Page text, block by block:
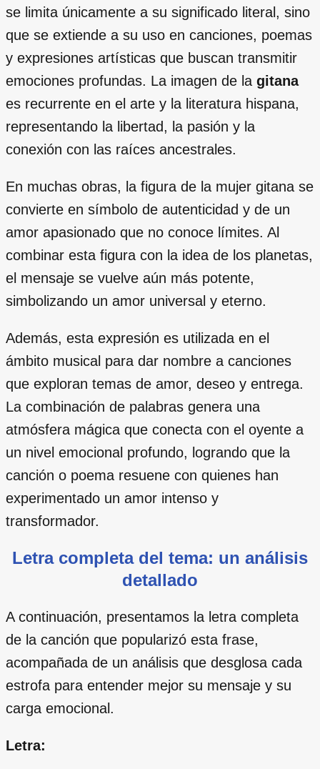
se limita únicamente a su significado literal, sino
que se extiende a su uso en canciones, poemas
y expresiones artísticas que buscan transmitir
emociones profundas. La imagen de la gitana
es recurrente en el arte y la literatura hispana,
representando la libertad, la pasión y la
conexión con las raíces ancestrales.
En muchas obras, la figura de la mujer gitana se
convierte en símbolo de autenticidad y de un
amor apasionado que no conoce límites. Al
combinar esta figura con la idea de los planetas,
el mensaje se vuelve aún más potente,
simbolizando un amor universal y eterno.
Además, esta expresión es utilizada en el
ámbito musical para dar nombre a canciones
que exploran temas de amor, deseo y entrega.
La combinación de palabras genera una
atmósfera mágica que conecta con el oyente a
un nivel emocional profundo, logrando que la
canción o poema resuene con quienes han
experimentado un amor intenso y
transformador.
Letra completa del tema: un análisis
detallado
A continuación, presentamos la letra completa
de la canción que popularizó esta frase,
acompañada de un análisis que desglosa cada
estrofa para entender mejor su mensaje y su
carga emocional.
Letra: